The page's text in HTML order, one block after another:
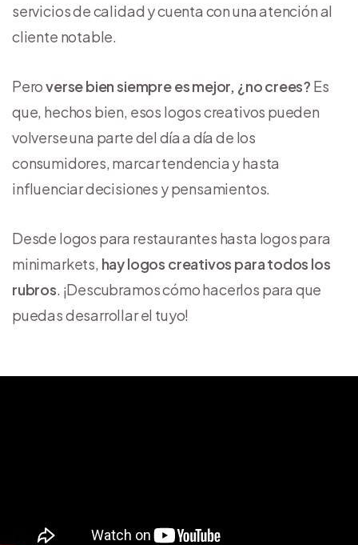
servicios de calidad y cuenta con una atención al
cliente notable.
Peroverse bien siempre es mejor, ¿no crees? Es
que, hechos bien, esos logos creativos pueden
volverse una parte del día a día de los
consumidores, marcar tendencia y hasta
influenciar decisiones y pensamientos.
Desde logos para restaurantes hasta logos para
minimarkets, hay logos creativos para todos los
rubros. ¡Descubramos cómo hacerlos para que
puedas desarrollar el tuyo!